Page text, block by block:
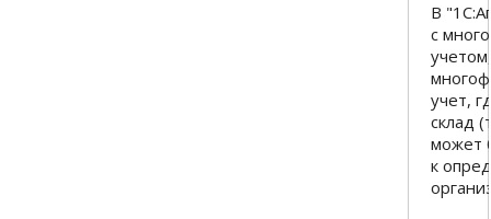
В
с
учет,
склад
может
к